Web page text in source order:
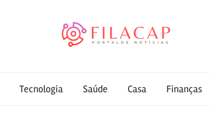
Tecnologia Saúde Casa Finanças